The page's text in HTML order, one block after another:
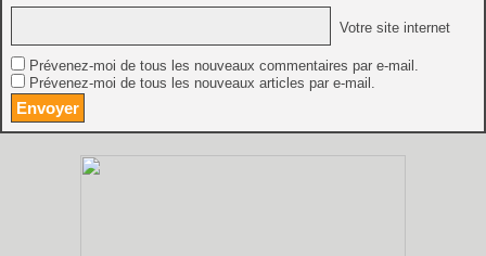
Votre site internet
Prévenez-moi de tous les nouveaux commentaires par e-mail.
Prévenez-moi de tous les nouveaux articles par e-mail.